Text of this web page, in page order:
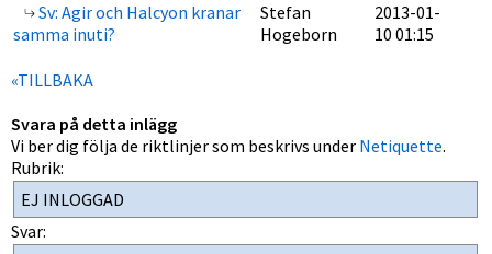
Sv: Agir och Halcyon kranar
samma inuti?
Stefan
Hogeborn
2013-01-
10 01:15
«TILLBAKA
Svara på detta inlägg
Vi ber dig följa de riktlinjer som beskrivs under Netiquette.
Rubrik:
Svar: